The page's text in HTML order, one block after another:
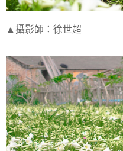
▲攝影師：徐世超